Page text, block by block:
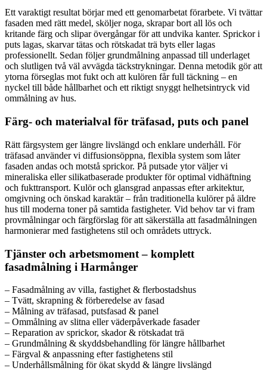
Ett varaktigt resultat börjar med ett genomarbetat förarbete. Vi tvättar
fasaden med rätt medel, sköljer noga, skrapar bort all lös och
kritande färg och slipar övergångar för att undvika kanter. Sprickor i
puts lagas, skarvar tätas och rötskadat trä byts eller lagas
professionellt. Sedan följer grundmålning anpassad till underlaget
och slutligen två väl avvägda täckstrykningar. Denna metodik gör att
ytorna förseglas mot fukt och att kulören får full täckning – en
nyckel till både hållbarhet och ett riktigt snyggt helhetsintryck vid
ommålning av hus.
Färg- och materialval för träfasad, puts och panel
Rätt färgsystem ger längre livslängd och enklare underhåll. För
träfasad använder vi diffusionsöppna, flexibla system som låter
fasaden andas och motstå sprickor. På putsade ytor väljer vi
mineraliska eller silikatbaserade produkter för optimal vidhäftning
och fukttransport. Kulör och glansgrad anpassas efter arkitektur,
omgivning och önskad karaktär – från traditionella kulörer på äldre
hus till moderna toner på samtida fastigheter. Vid behov tar vi fram
provmålningar och färgförslag för att säkerställa att fasadmålningen
harmonierar med fastighetens stil och områdets uttryck.
Tjänster och arbetsmoment – komplett
fasadmålning i Harmånger
– Fasadmålning av villa, fastighet & flerbostadshus
– Tvätt, skrapning & förberedelse av fasad
– Målning av träfasad, putsfasad & panel
– Ommålning av slitna eller väderpåverkade fasader
– Reparation av sprickor, skador & rötskadat trä
– Grundmålning & skyddsbehandling för längre hållbarhet
– Färgval & anpassning efter fastighetens stil
– Underhållsmålning för ökat skydd & längre livslängd